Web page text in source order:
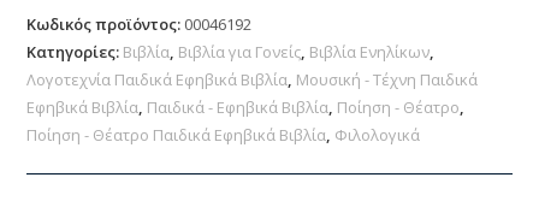
Κωδικός προϊόντος: 00046192
Κατηγορίες: Βιβλία, Βιβλία για Γονείς, Βιβλία Ενηλίκων,
Λογοτεχνία Παιδικά Εφηβικά Βιβλία, Μουσική - Τέχνη Παιδικά
Εφηβικά Βιβλία, Παιδικά - Εφηβικά Βιβλία, Ποίηση - Θέατρο,
Ποίηση - Θέατρο Παιδικά Εφηβικά Βιβλία, Φιλολογικά